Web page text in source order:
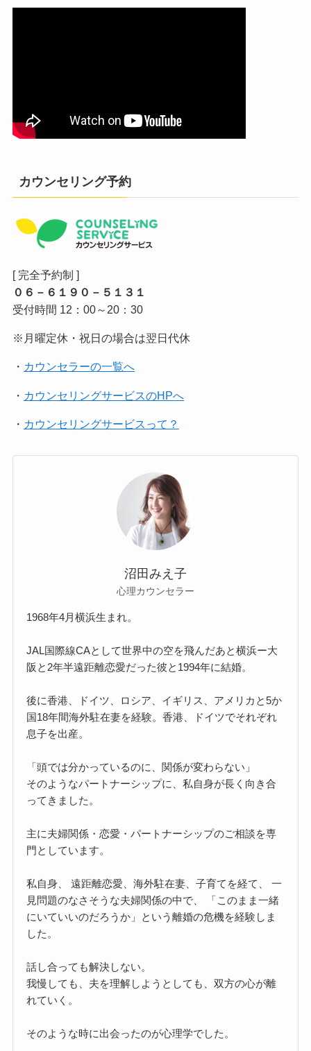
カウンセリング予約
[ 完全予約制 ]
０６－６１９０－５１３１
受付時間 12：00～20：30
※月曜定休・祝日の場合は翌日代休
・ カウンセラーの一覧へ
・ カウンセリングサービスのHPへ
・ カウンセリングサービスって？
沼田みえ子
心理カウンセラー
1968年4月横浜生まれ。
JAL国際線CAとして世界中の空を飛んだあと横浜ー大
阪と2年半遠距離恋愛だった彼と1994年に結婚。
後に香港、ドイツ、ロシア、イギリス、アメリカと5か
国18年間海外駐在妻を経験。香港、ドイツでそれぞれ
息子を出産。
「頭では分かっているのに、関係が変わらない」
そのようなパートナーシップに、私自身が長く向き合
ってきました。
主に夫婦関係・恋愛・パートナーシップのご相談を専
門としています。
私自身、 遠距離恋愛、海外駐在妻、子育てを経て、 一
見問題のなさそうな夫婦関係の中で、 「このまま一緒
にいていいのだろうか」という離婚の危機を経験しま
した。
話し合っても解決しない。
我慢しても、夫を理解しようとしても、双方の心が離
れていく。
そのような時に出会ったのが心理学でした。